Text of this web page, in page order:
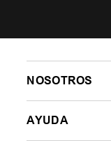
NOSOTROS
AYUDA